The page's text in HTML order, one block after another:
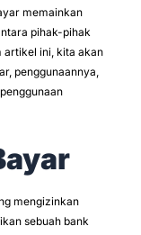
memainkan
pihak-pihak
artikel ini, kita akan
penggunaannya,
mengizinkan
sebuah bank